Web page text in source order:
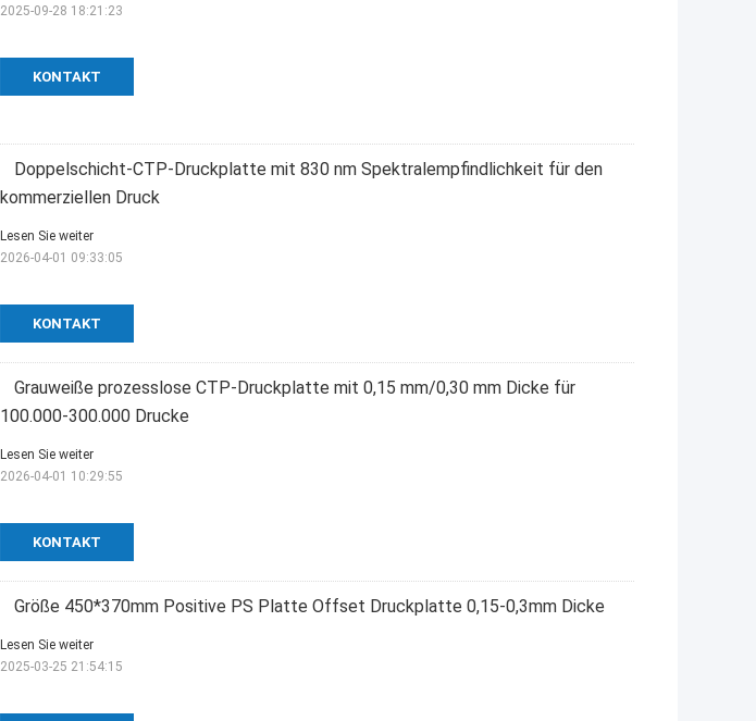
KONTAKT
2025-09-28 18:21:23
Doppelschicht-CTP-Druckplatte mit 830 nm Spektralempfindlichkeit für den
kommerziellen Druck
KONTAKT
Lesen Sie weiter
2026-04-01 09:33:05
Grauweiße prozesslose CTP-Druckplatte mit 0,15 mm/0,30 mm Dicke für
100.000-300.000 Drucke
KONTAKT
Lesen Sie weiter
2026-04-01 10:29:55
Größe 450*370mm Positive PS Platte Offset Druckplatte 0,15-0,3mm Dicke
Lesen Sie weiter
2025-03-25 21:54:15